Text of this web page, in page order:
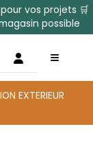
vos projets 🛒
possible
EXTERIEUR